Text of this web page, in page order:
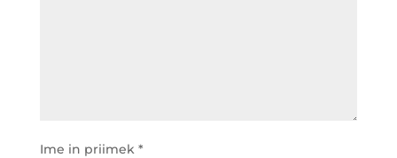
Ime in priimek *